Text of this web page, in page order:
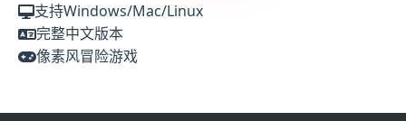
支持Windows/Mac/Linux
完整中文版本
像素风冒险游戏